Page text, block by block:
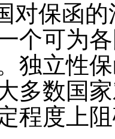
保函的
个可为
独立性
多数国
程度上